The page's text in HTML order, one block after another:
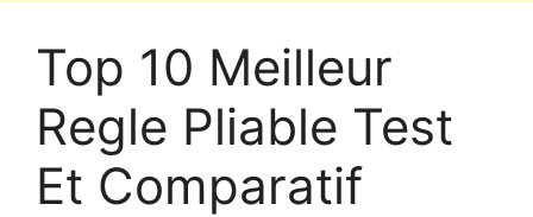
Top 10 Meilleur
Regle Pliable Test
Et Comparatif